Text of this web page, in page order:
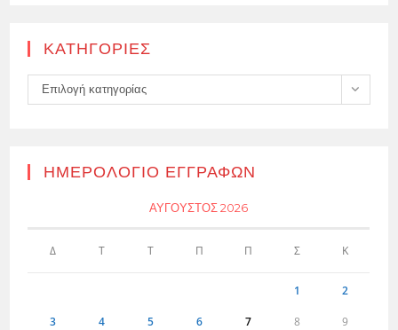
KΑΤΗΓΟΡΊΕΣ
Kατηγορίες
Επιλογή κατηγορίας
ΗΜΕΡΟΛΌΓΙΟ ΕΓΓΡΑΦΏΝ
ΑΎΓΟΥΣΤΟΣ 2026
Δ Τ Τ Π Π Σ Κ
1 2
3 4 5 6 7 8 9